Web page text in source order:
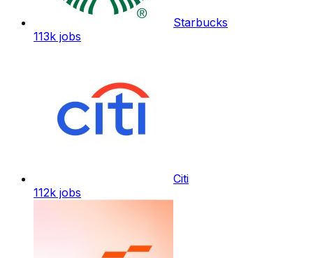
Starbucks
113k jobs
Citi
112k jobs